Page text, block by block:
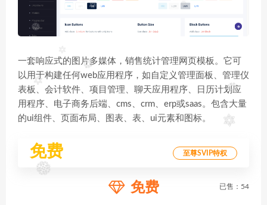
一套响应式的图片多媒体，销售统计管理网页模板。它可
以用于构建任何web应用程序，如自定义管理面板、管理仪
表板、会计软件、项目管理、聊天应用程序、日历计划应
用程序、电子商务后端、cms、crm、erp或saas。包含大量
的ui组件、页面布局、图表、表、ui元素和图标。
免费 至尊SVIP特权
免费 已售：54